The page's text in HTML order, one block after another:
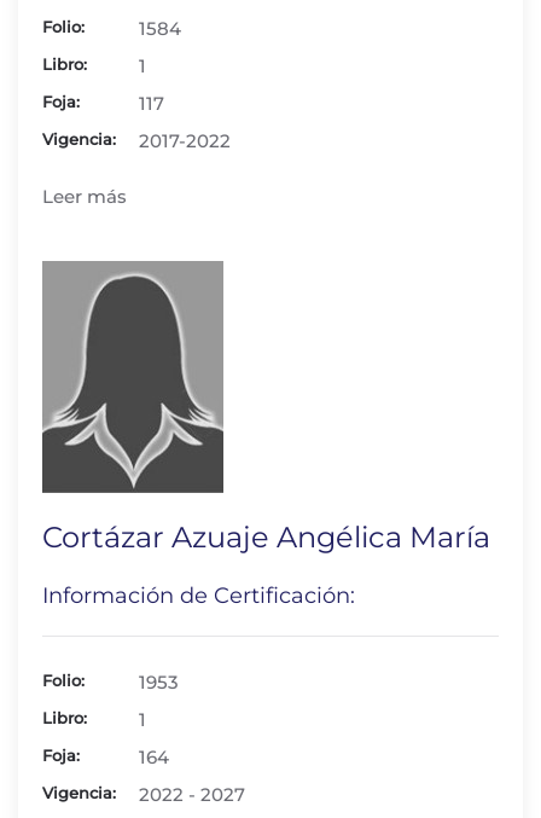
Folio: 1584
Libro: 1
Foja: 117
Vigencia: 2017-2022
Leer más
Cortázar Azuaje Angélica María
Información de Certificación:
Folio: 1953
Libro: 1
Foja: 164
Vigencia: 2022 - 2027